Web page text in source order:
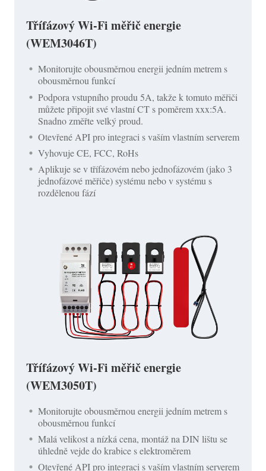
Třífázový Wi-Fi měřič energie
(WEM3046T)
Monitorujte obousměrnou energii jedním metrem s
obousměrnou funkcí
Podpora vstupního proudu 5A, takže k tomuto měřiči
můžete připojit své vlastní CT s poměrem xxx:5A.
Snadno změřte velký proud.
Otevřené API pro integraci s vaším vlastním serverem
Vyhovuje CE, FCC, RoHs
Aplikuje se v třífázovém nebo jednofázovém (jako 3
jednofázové měřiče) systému nebo v systému s
rozdělenou fází
Třífázový Wi-Fi měřič energie
(WEM3050T)
Monitorujte obousměrnou energii jedním metrem s
obousměrnou funkcí
Malá velikost a nízká cena, montáž na DIN lištu se
úhledně vejde do krabice s elektroměrem
Otevřené API pro integraci s vaším vlastním serverem